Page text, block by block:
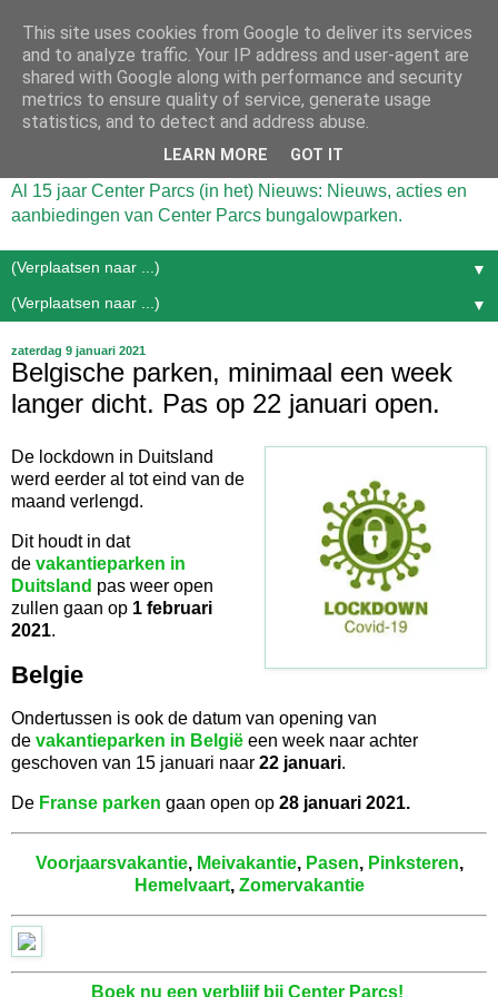
Al 15 jaar Center Parcs (in het) Nieuws: Nieuws, acties en
aanbiedingen van Center Parcs bungalowparken.
▼
▼
zaterdag 9 januari 2021
Belgische parken, minimaal een week
langer dicht. Pas op 22 januari open.
De lockdown in Duitsland
werd eerder al tot eind van de
maand verlengd.
Dit houdt in dat
de vakantieparken in
Duitsland pas weer open
zullen gaan op 1 februari
2021.
Belgie
Ondertussen is ook de datum van opening van
de vakantieparken in België een week naar achter
geschoven van 15 januari naar 22 januari.
De Franse parken gaan open op 28 januari 2021.
Voorjaarsvakantie, Meivakantie, Pasen, Pinksteren,
Hemelvaart, Zomervakantie
Boek nu een verblijf bij Center Parcs!
This site uses cookies from Google to deliver its services
and to analyze traffic. Your IP address and user-agent are
shared with Google along with performance and security
metrics to ensure quality of service, generate usage
statistics, and to detect and address abuse.
LEARN MORE GOT IT